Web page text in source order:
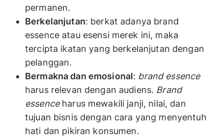
permanen.
Berkelanjutan: berkat adanya brand
essence atau esensi merek ini, maka
tercipta ikatan yang berkelanjutan dengan
pelanggan.
Bermakna dan emosional: brand essence
harus relevan dengan audiens. Brand
essence harus mewakili janji, nilai, dan
tujuan bisnis dengan cara yang menyentuh
hati dan pikiran konsumen.